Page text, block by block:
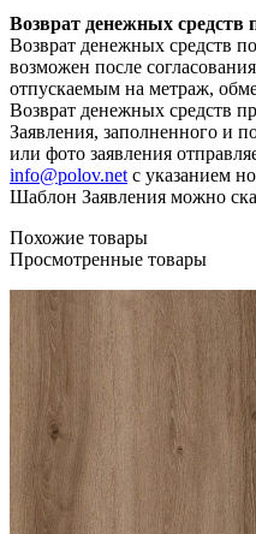
Возврат денежных средств
Возврат денежных средств
возможен после
отпускаемым на метраж,
Возврат денежных средств
Заявления, заполненного и
или фото заявления
info@polov.net с указанием
Шаблон Заявления можно
Похожие товары
Просмотренные товары